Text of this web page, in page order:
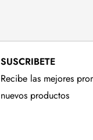
SUSCRIBETE
Recibe las mejores
nuevos productos